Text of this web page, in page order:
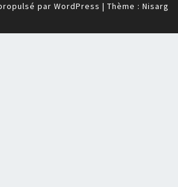
par WordPress | Thème : Nisarg